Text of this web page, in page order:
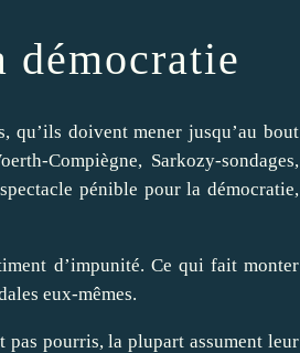
démocratie
qu’ils doivent mener jusqu’au bout
Compiègne, Sarkozy-sondages,
pénible pour la démocratie,
d’impunité. Ce qui fait monter
eux-mêmes.
pas pourris, la plupart assument leur